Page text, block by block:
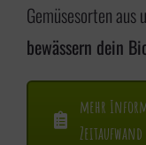
Gemüsesorten aus
bewässern dein
mehr
Zeitaufwand